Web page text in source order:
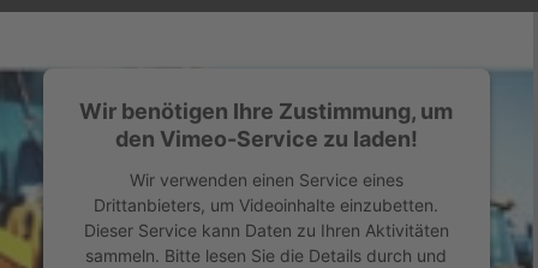
Wir benötigen Ihre Zustimmung, um
den Vimeo-Service zu laden!
Wir verwenden einen Service eines
Drittanbieters, um Videoinhalte einzubetten.
Dieser Service kann Daten zu Ihren Aktivitäten
sammeln. Bitte lesen Sie die Details durch und